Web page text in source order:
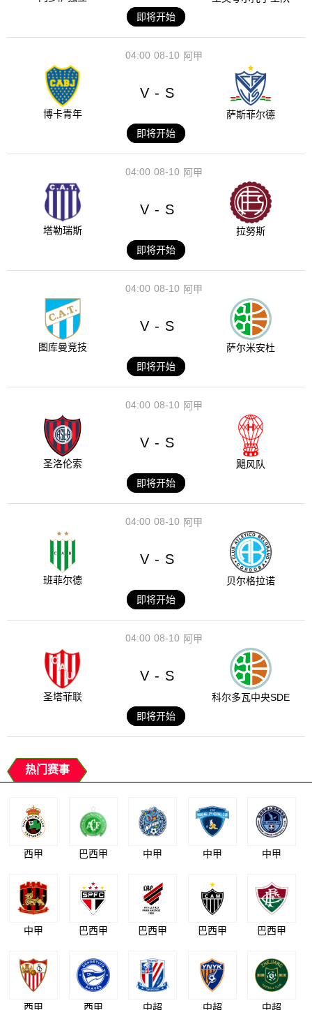
即将开始
08-10
04:00 阿甲
博卡青年
V - S
萨斯菲尔德
即将开始
08-10
04:00 阿甲
塔勒瑞斯
V - S
拉努斯
即将开始
08-10
04:00 阿甲
图库曼竞技
V - S
萨尔米安杜
即将开始
08-10
04:00 阿甲
圣洛伦索
V - S
飓风队
即将开始
08-10
04:00 阿甲
班菲尔德
V - S
贝尔格拉诺
即将开始
08-10
04:00 阿甲
圣塔菲联
V - S
科尔多瓦中央SDE
即将开始
热门赛事
西甲 巴西甲 中甲 中甲 中甲
中甲 巴西甲 巴西甲 巴西甲 巴西甲
西甲 西甲 中超 中超 中超